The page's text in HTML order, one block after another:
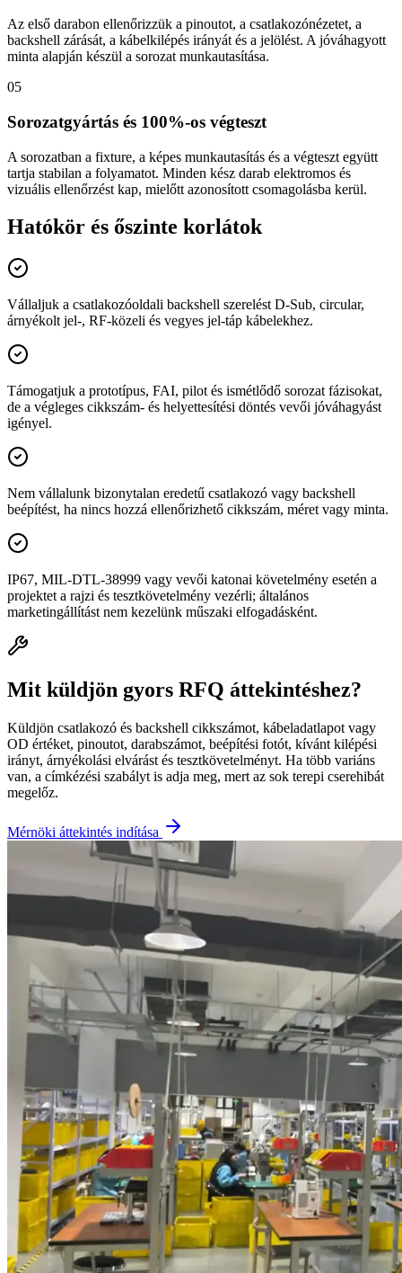
Az első darabon ellenőrizzük a pinoutot, a csatlakozónézetet, a
backshell zárását, a kábelkilépés irányát és a jelölést. A jóváhagyott
minta alapján készül a sorozat munkautasítása.
05
Sorozatgyártás és 100%-os végteszt
A sorozatban a fixture, a képes munkautasítás és a végteszt együtt
tartja stabilan a folyamatot. Minden kész darab elektromos és
vizuális ellenőrzést kap, mielőtt azonosított csomagolásba kerül.
Hatókör és őszinte korlátok
Vállaljuk a csatlakozóoldali backshell szerelést D-Sub, circular,
árnyékolt jel-, RF-közeli és vegyes jel-táp kábelekhez.
Támogatjuk a prototípus, FAI, pilot és ismétlődő sorozat fázisokat,
de a végleges cikkszám- és helyettesítési döntés vevői jóváhagyást
igényel.
Nem vállalunk bizonytalan eredetű csatlakozó vagy backshell
beépítést, ha nincs hozzá ellenőrizhető cikkszám, méret vagy minta.
IP67, MIL-DTL-38999 vagy vevői katonai követelmény esetén a
projektet a rajzi és tesztkövetelmény vezérli; általános
marketingállítást nem kezelünk műszaki elfogadásként.
Mit küldjön gyors RFQ áttekintéshez?
Küldjön csatlakozó és backshell cikkszámot, kábeladatlapot vagy
OD értéket, pinoutot, darabszámot, beépítési fotót, kívánt kilépési
irányt, árnyékolási elvárást és tesztkövetelményt. Ha több variáns
van, a címkézési szabályt is adja meg, mert az sok terepi cserehibát
megelőz.
Mérnöki áttekintés indítása